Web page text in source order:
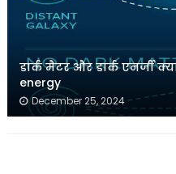
डार्क मैटर और डार्क एनर्जी
energy
December 25, 2024